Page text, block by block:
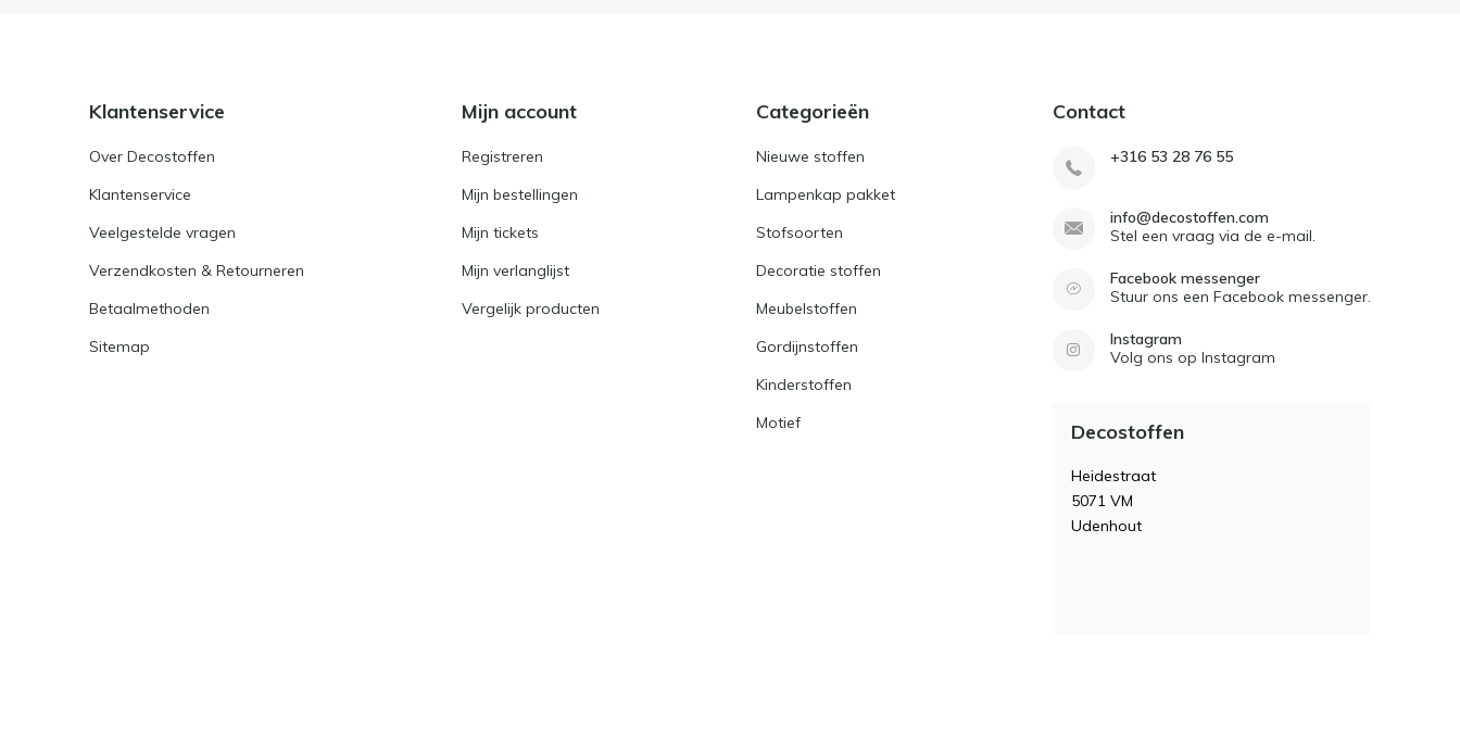
Klantenservice
Over Decostoffen
Klantenservice
Veelgestelde vragen
Verzendkosten & Retourneren
Betaalmethoden
Sitemap
Mijn account
Registreren
Mijn bestellingen
Mijn tickets
Mijn verlanglijst
Vergelijk producten
Categorieën
Nieuwe stoffen
Lampenkap pakket
Stofsoorten
Decoratie stoffen
Meubelstoffen
Gordijnstoffen
Kinderstoffen
Motief
Contact
+316 53 28 76 55
info@decostoffen.com
Stel een vraag via de e-mail.
Facebook messenger
Stuur ons een Facebook messenger.
Instagram
Volg ons op Instagram
Decostoffen
Heidestraat
5071 VM
Udenhout